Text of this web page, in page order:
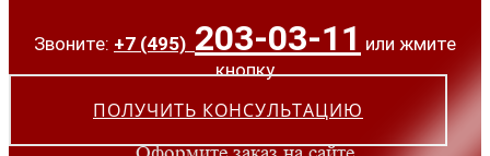
Звоните: +7 (495) 203-03-11 или жмите
кнопку
ПОЛУЧИТЬ КОНСУЛЬТАЦИЮ